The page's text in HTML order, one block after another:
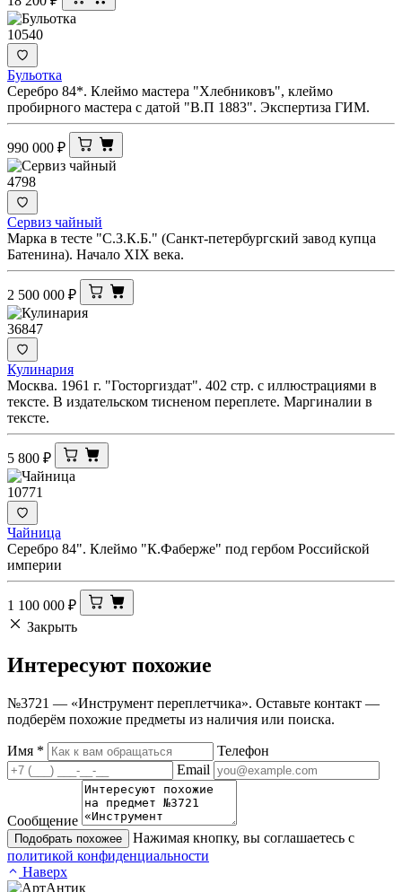
10540
Бульотка
Серебро 84*. Клеймо мастера "Хлебниковъ", клеймо
пробирного мастера с датой "В.П 1883". Экспертиза ГИМ.
990 000 ₽
4798
Сервиз чайный
Марка в тесте "С.З.К.Б." (Санкт-петербургский завод купца
Батенина). Начало XIX века.
2 500 000 ₽
36847
Кулинария
Москва. 1961 г. "Госторгиздат". 402 стр. с иллюстрациями в
тексте. В издательском тисненом переплете. Маргиналии в
тексте.
5 800 ₽
10771
Чайница
Серебро 84". Клеймо "К.Фаберже" под гербом Российской
империи
1 100 000 ₽
Закрыть
Интересуют похожие
№3721 — «Инструмент переплетчика». Оставьте контакт —
подберём похожие предметы из наличия или поиска.
Имя *
Телефон
Email
Сообщение
Подобрать похожее
Нажимая кнопку, вы соглашаетесь с
политикой конфиденциальности
Наверх